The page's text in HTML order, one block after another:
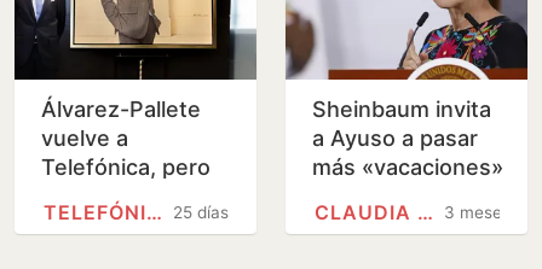
Álvarez-Pallete
vuelve a
Telefónica, pero
para ser
homenajeado25 días
TELEFÓNICA
Sheinbaum invita
a Ayuso a pasar
más «vacaciones»
«Aprendería
3 meses
CLAUDIA SHEINBAUM